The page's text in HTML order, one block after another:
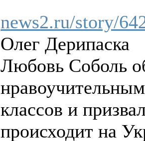
news2.ru/story/
Олег Дерипаска
Любовь Соболь
классов и
происходит на